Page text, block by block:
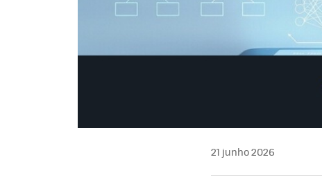
21 junho 2026